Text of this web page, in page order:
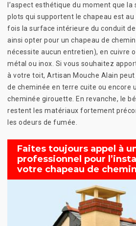
l’aspect esthétique du moment que
plots qui supportent le chapeau est
fois la surface intérieure du conduit
ainsi opter pour un chapeau de
nécessite aucun entretien), en cuivre
métal ou inox. Si vous souhaitez
à votre toit, Artisan Mouche Alain
de cheminée en terre cuite ou encore
cheminée girouette. En revanche, le
restent les matériaux fortement
les odeurs de fumée.
Faites toujours appel à
professionnel pour
votre chapeau de